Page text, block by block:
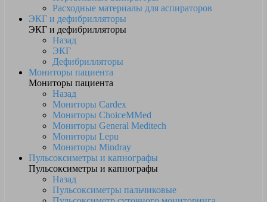
Расходные материалы для аспираторов
ЭКГ и дефибрилляторы
ЭКГ и дефибрилляторы
Назад
ЭКГ
Дефибрилляторы
Мониторы пациента
Мониторы пациента
Назад
Мониторы Cardex
Мониторы ChoiceMMed
Мониторы General Meditech
Мониторы Lepu
Мониторы Mindray
Пульсоксиметры и капнографы
Пульсоксиметры и капнографы
Назад
Пульсоксиметры пальчиковые